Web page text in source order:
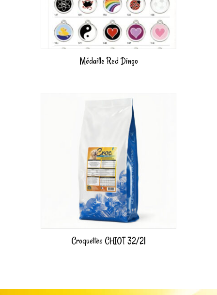
Médaille Red Dingo
Croquettes CHIOT 32/21